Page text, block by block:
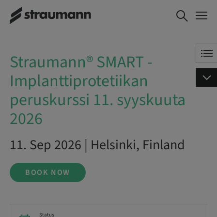
Straumann® SMART -
Implanttiprotetiikan
BOOK NOW
Straumann® SMART -
Implanttiprotetiikan
peruskurssi 11. syyskuuta
2026
11. Sep 2026 | Helsinki, Finland
BOOK NOW
Status